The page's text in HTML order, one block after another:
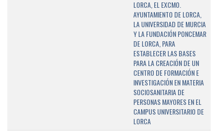
LORCA, EL EXCMO.
AYUNTAMIENTO DE LORCA,
LA UNIVERSIDAD DE MURCIA
Y LA FUNDACIÓN PONCEMAR
DE LORCA, PARA
ESTABLECER LAS BASES
PARA LA CREACIÓN DE UN
CENTRO DE FORMACIÓN E
INVESTIGACIÓN EN MATERIA
SOCIOSANITARIA DE
PERSONAS MAYORES EN EL
CAMPUS UNIVERSITARIO DE
LORCA